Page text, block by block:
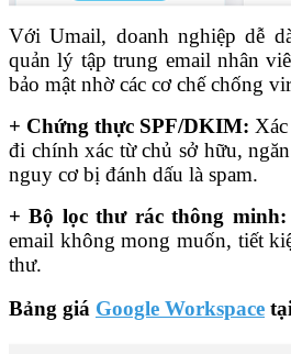
Với Umail, doanh nghiệp dễ
quản lý tập trung email nhân
bảo mật nhờ các cơ chế chống
+ Chứng thực SPF/DKIM:
đi chính xác từ chủ sở hữu,
nguy cơ bị đánh dấu là spam.
+ Bộ lọc thư rác thông minh:
email không mong muốn, tiết
thư.
Bảng giá Google Workspace